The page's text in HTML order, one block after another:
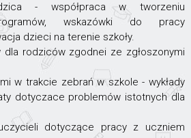
- współpraca w tworzeniu
wskazówki do pracy
dzieci na terenie szkoły.
dla rodziców zgodnei ze zgłoszonymi
w trakcie zebrań w szkole - wykłady
dotyczace problemów istotnych dla
dotyczące pracy z uczniem